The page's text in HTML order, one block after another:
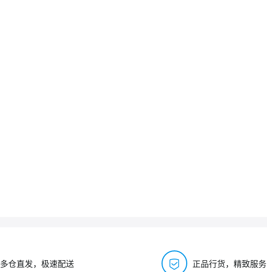
多仓直发，极速配送 正品行货，精致服务